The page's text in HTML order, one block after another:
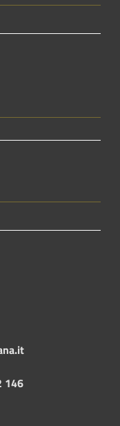
146